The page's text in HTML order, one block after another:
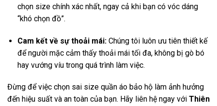
chọn size chính xác nhất, ngay cả khi bạn có vóc dáng
“khó chọn đồ”.
Cam kết về sự thoải mái:Chúng tôi luôn ưu tiên thiết kế
để người mặc cảm thấy thoải mái tối đa, không bị gò bó
hay vướng víu trong quá trình làm việc.
Đừng để việc chọn sai size quần áo bảo hộ làm ảnh hưởng
đến hiệu suất và an toàn của bạn. Hãy liên hệ ngay với Thiên